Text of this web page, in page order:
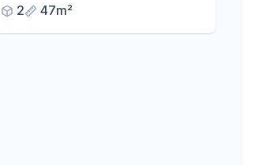
2
47m²